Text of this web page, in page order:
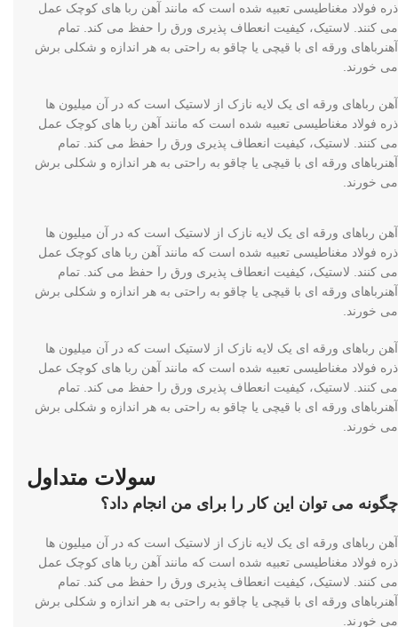
ذره فولاد مغناطیسی تعبیه شده است که مانند آهن ربا های کوچک عمل
می کنند. لاستیک، کیفیت انعطاف پذیری ورق را حفظ می کند. تمام
آهنرباهای ورقه ای با قیچی یا چاقو به راحتی به هر اندازه و شکلی برش
می خورند.
آهن رباهای ورقه ای یک لایه نازک از لاستیک است که در آن میلیون ها
ذره فولاد مغناطیسی تعبیه شده است که مانند آهن ربا های کوچک عمل
می کنند. لاستیک، کیفیت انعطاف پذیری ورق را حفظ می کند. تمام
آهنرباهای ورقه ای با قیچی یا چاقو به راحتی به هر اندازه و شکلی برش
می خورند.
آهن رباهای ورقه ای یک لایه نازک از لاستیک است که در آن میلیون ها
ذره فولاد مغناطیسی تعبیه شده است که مانند آهن ربا های کوچک عمل
می کنند. لاستیک، کیفیت انعطاف پذیری ورق را حفظ می کند. تمام
آهنرباهای ورقه ای با قیچی یا چاقو به راحتی به هر اندازه و شکلی برش
می خورند.
آهن رباهای ورقه ای یک لایه نازک از لاستیک است که در آن میلیون ها
ذره فولاد مغناطیسی تعبیه شده است که مانند آهن ربا های کوچک عمل
می کنند. لاستیک، کیفیت انعطاف پذیری ورق را حفظ می کند. تمام
آهنرباهای ورقه ای با قیچی یا چاقو به راحتی به هر اندازه و شکلی برش
می خورند.
سولات متداول
چگونه می توان این کار را برای من انجام داد؟
آهن رباهای ورقه ای یک لایه نازک از لاستیک است که در آن میلیون ها
ذره فولاد مغناطیسی تعبیه شده است که مانند آهن ربا های کوچک عمل
می کنند. لاستیک، کیفیت انعطاف پذیری ورق را حفظ می کند. تمام
آهنرباهای ورقه ای با قیچی یا چاقو به راحتی به هر اندازه و شکلی برش
می خورند.